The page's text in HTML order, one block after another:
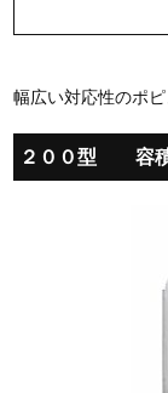
幅広い対応性のポ
２００型 容積